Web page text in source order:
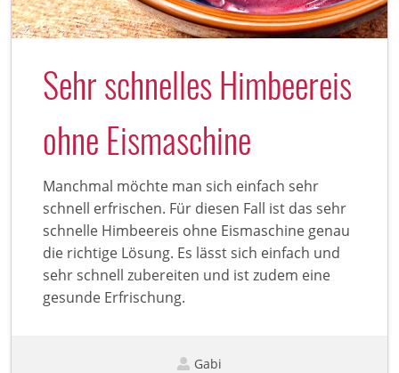
Sehr schnelles Himbeereis
ohne Eismaschine
Manchmal möchte man sich einfach sehr
schnell erfrischen. Für diesen Fall ist das sehr
schnelle Himbeereis ohne Eismaschine genau
die richtige Lösung. Es lässt sich einfach und
sehr schnell zubereiten und ist zudem eine
gesunde Erfrischung.
Gabi